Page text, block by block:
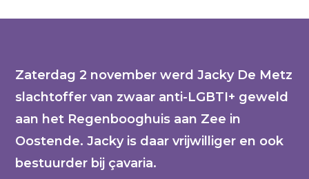
Zaterdag 2 november werd Jacky De Metz
slachtoffer van zwaar anti-LGBTI+ geweld
aan het Regenbooghuis aan Zee in
Oostende. Jacky is daar vrijwilliger en ook
bestuurder bij çavaria.